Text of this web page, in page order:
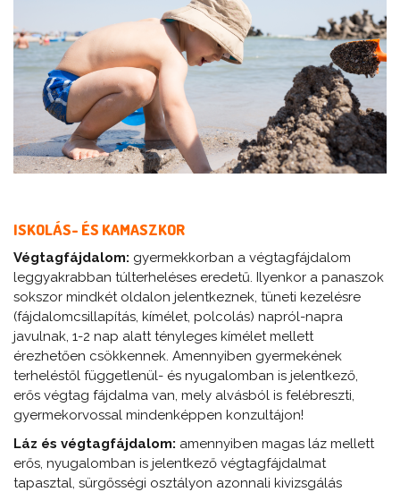
ISKOLÁS- ÉS KAMASZKOR
Végtagfájdalom: gyermekkorban a végtagfájdalom
leggyakrabban túlterheléses eredetű. Ilyenkor a panaszok
sokszor mindkét oldalon jelentkeznek, tüneti kezelésre
(fájdalomcsillapítás, kímélet, polcolás) napról-napra
javulnak, 1-2 nap alatt tényleges kímélet mellett
érezhetően csökkennek. Amennyiben gyermekének
terheléstől függetlenül- és nyugalomban is jelentkező,
erős végtag fájdalma van, mely alvásból is felébreszti,
gyermekorvossal mindenképpen konzultájon!
Láz és végtagfájdalom: amennyiben magas láz mellett
erős, nyugalomban is jelentkező végtagfájdalmat
tapasztal, sürgősségi osztályon azonnali kivizsgálás